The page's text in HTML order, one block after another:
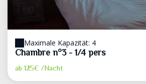
Maximale Kapazität: 4
Chambre n°3 - 1/4 pers
ab 125€ /Nacht